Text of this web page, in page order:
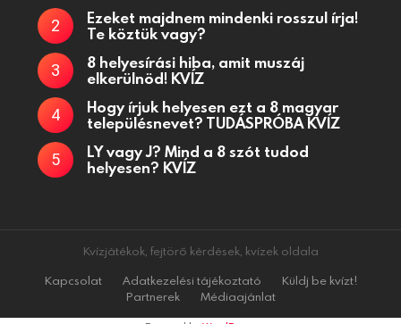
Ezeket majdnem mindenki rosszul írja!
Te köztük vagy?
8 helyesírási hiba, amit muszáj
elkerülnöd! KVÍZ
Hogy írjuk helyesen ezt a 8 magyar
településnevet? TUDÁSPRÓBA KVÍZ
LY vagy J? Mind a 8 szót tudod
helyesen? KVÍZ
Kvízjátékok, fejtörő kérdések, kvízek oldala
Kapcsolat
Adatkezelési tájékoztató
Küldj be kvízt!
Partnerek
Médiaajánlat